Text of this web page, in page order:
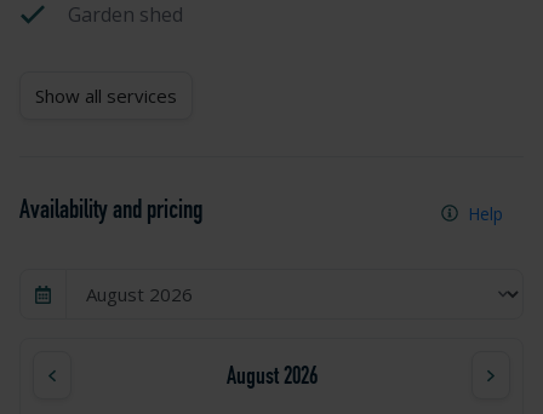
Garden shed
Show all services
Availability and pricing Help
August 2026